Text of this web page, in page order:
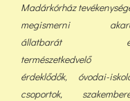
Madárkórház
megismerni
állatbarát
természetkedvelő
érdeklődők, óvodai-
csoportok,